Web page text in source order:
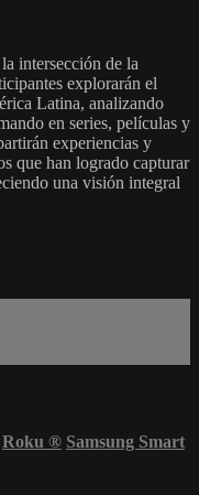
intersección de la
explorarán el
Latina, analizando
en series, películas y
experiencias y
que han logrado capturar
una visión integral
Roku ® Samsung Smart